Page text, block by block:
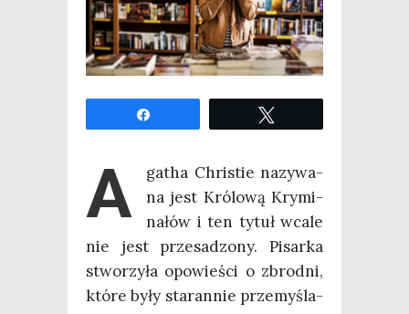
A
ga­tha Chri­stie nazy­wa­
na jest Kró­lo­wą Kry­mi­
na­łów i ten tytuł wca­le
nie jest prze­sa­dzo­ny. Pisar­ka
stwo­rzy­ła opo­wie­ści o zbrod­ni,
któ­re były sta­ran­nie prze­my­śla­